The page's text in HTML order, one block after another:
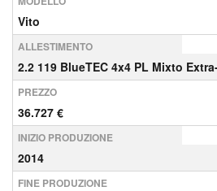
Vito
ALLESTIMENTO
2.2 119 BlueTEC 4x4 PL Mixto
PREZZO
36.727 €
INIZIO PRODUZIONE
2014
FINE PRODUZIONE